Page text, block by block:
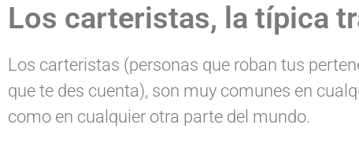
Los carteristas, la típica
Los carteristas (personas que roban tus
que te des cuenta), son muy comunes en
como en cualquier otra parte del mundo.